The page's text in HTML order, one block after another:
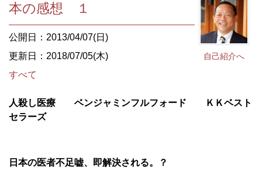
自己紹介へ
本の感想 １
公開日：2013/04/07(日)
更新日：2018/07/05(木)
すべて
人殺し医療 ベンジャミンフルフォード ＫＫベスト
セラーズ
日本の医者不足嘘、即解決される。？